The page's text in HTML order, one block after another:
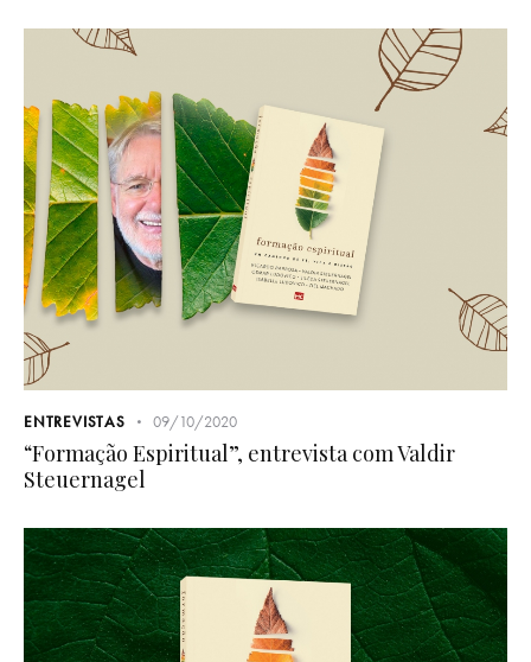
ENTREVISTAS 09/10/2020
“Formação Espiritual”, entrevista com Valdir
Steuernagel